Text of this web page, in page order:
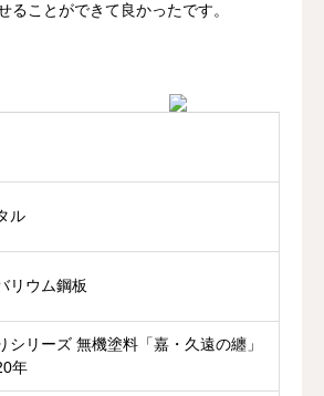
ることができて良かったです。
ル
リウム鋼板
シリーズ 無機塗料「嘉・久遠の纏」
年